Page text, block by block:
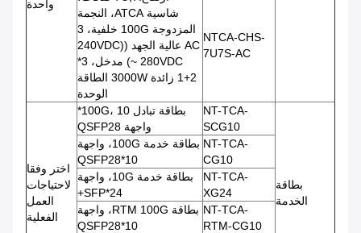
واحدة
NTCA-CHS-
7U7S-AC
شاسية ATCA، النجمة
المزدوجة 100G خلفية، 3
AC عالية الجهد ((240VDC
~ 280VDC) مدخل، 3*
2+1 زائدة 3000W الطاقة
الوحدة
بطاقة
الخدمة
NT-TCA-
SCG10
بطاقة تبادل 100G، 10*
واجهة QSFP28
اختر وفقا
لاحتياجات
العمل
الفعلية
NT-TCA-
CG10
بطاقة خدمة 100G، واجهة
10*QSFP28
NT-TCA-
XG24
بطاقة خدمة 10G، واجهة
24*SFP+
NT-TCA-
RTM-CG10
بطاقة RTM 100G، واجهة
10*QSFP28